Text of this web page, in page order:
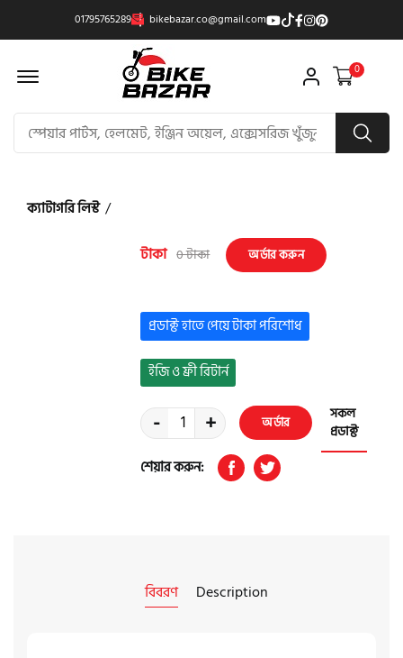
01795765289 bikebazar.co@gmail.com
Offcanvas Menu Open 0
ক্যাটাগরি লিস্ট/
টাকা 0 টাকা অর্ডার করুন
প্রডাক্ট হাতে পেয়ে টাকা পরিশোধ
ইজি ও ফ্রী রিটার্ন
- +
অর্ডার
করুন
সকল
প্রডাক্ট
শেয়ার করুন:
বিবরণ Description